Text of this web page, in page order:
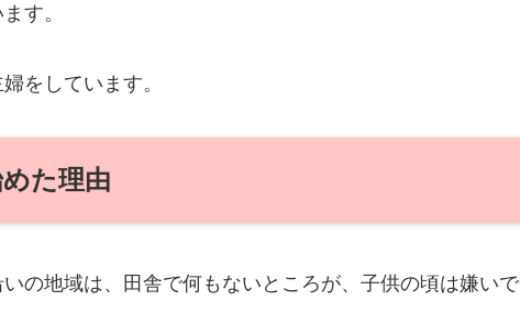
す。
をしています。
た理由
の地域は、田舎で何もないところが、子供の頃は嫌いで